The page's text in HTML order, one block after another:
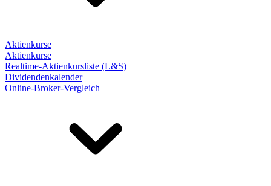
Aktienkurse
Aktienkurse
Realtime-Aktienkursliste (L&S)
Dividendenkalender
Online-Broker-Vergleich